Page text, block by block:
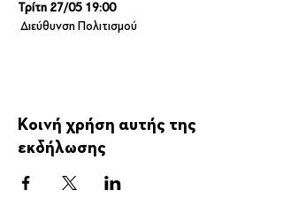
Τρίτη 27/05 19:00
Διεύθυνση Πολιτισμού
Κοινή χρήση αυτής της
εκδήλωσης